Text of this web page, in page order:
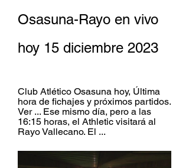
Osasuna-Rayo en vivo
hoy 15 diciembre 2023
Club Atlético Osasuna hoy, Última
hora de fichajes y próximos partidos.
Ver ... Ese mismo día, pero a las
16:15 horas, el Athletic visitará al
Rayo Vallecano. El ...